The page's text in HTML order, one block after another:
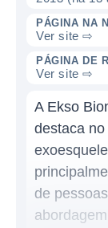
PÁGINA NA
Ver site ⇨
PÁGINA DE RI
Ver site ⇨
A Ekso
destaca
de